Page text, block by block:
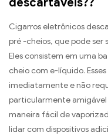
Cigarros eletrônicos
pré -cheios, que pode ser
Eles consistem em uma
cheio com e-líquido.
imediatamente e não
particularmente amigável
maneira fácil de
lidar com dispositivos